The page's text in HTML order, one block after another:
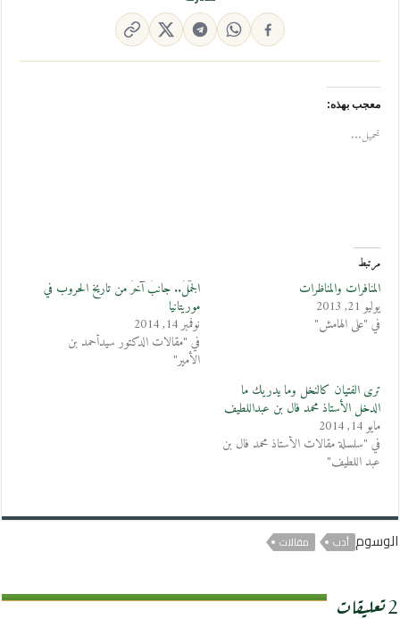
معجب بهذه:
تحميل...
مرتبط
المنافرات والمناظرات
يوليو 21, 2013
في "على الهامش"
الجَمَلُ.. جانبٌ آخرُ من تاريخ الحروب في
موريتانيا
نوفمبر 14, 2014
في "مقالات الدكتور سيدأحمد بن
الأمير"
ترى الفتيان كالنخل وما يدريك ما
الدخل الأستاذ محمد فال بن عبداللطيف
مايو 14, 2014
في "سلسلة مقالات الأستاذ محمد فال بن
عبد اللطيف"
الوسوم أدب مقالات
2 تعليقات